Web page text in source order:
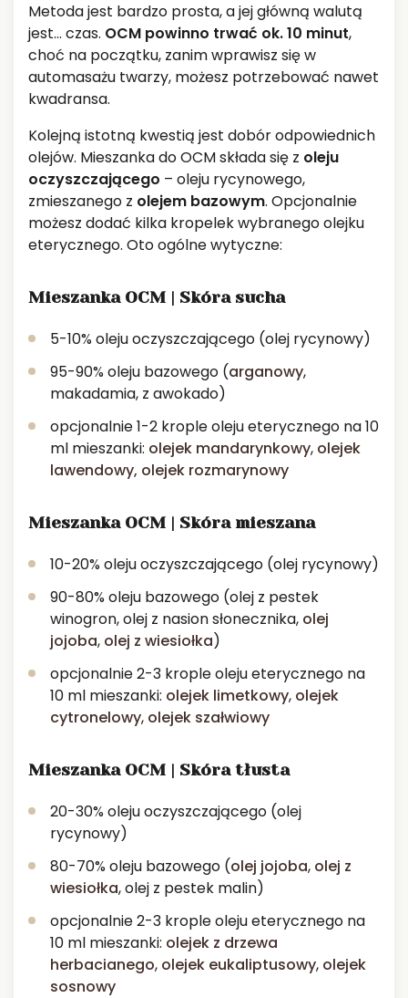
Metoda jest bardzo prosta, a jej główną walutą
jest… czas. OCM powinno trwać ok. 10 minut,
choć na początku, zanim wprawisz się w
automasażu twarzy, możesz potrzebować nawet
kwadransa.
Kolejną istotną kwestią jest dobór odpowiednich
olejów. Mieszanka do OCM składa się z oleju
oczyszczającego – oleju rycynowego,
zmieszanego z olejem bazowym. Opcjonalnie
możesz dodać kilka kropelek wybranego olejku
eterycznego. Oto ogólne wytyczne:
Mieszanka OCM | Skóra sucha
5-10% oleju oczyszczającego (olej rycynowy)
95-90% oleju bazowego (arganowy,
makadamia, z awokado)
opcjonalnie 1-2 krople oleju eterycznego na 10
ml mieszanki: olejek mandarynkowy, olejek
lawendowy, olejek rozmarynowy
Mieszanka OCM | Skóra mieszana
10-20% oleju oczyszczającego (olej rycynowy)
90-80% oleju bazowego (olej z pestek
winogron, olej z nasion słonecznika, olej
jojoba, olej z wiesiołka)
opcjonalnie 2-3 krople oleju eterycznego na
10 ml mieszanki: olejek limetkowy, olejek
cytronelowy, olejek szałwiowy
Mieszanka OCM | Skóra tłusta
20-30% oleju oczyszczającego (olej
rycynowy)
80-70% oleju bazowego (olej jojoba, olej z
wiesiołka, olej z pestek malin)
opcjonalnie 2-3 krople oleju eterycznego na
10 ml mieszanki: olejek z drzewa
herbacianego, olejek eukaliptusowy, olejek
sosnowy